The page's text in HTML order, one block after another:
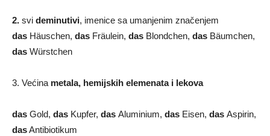
2. svi deminutivi, imenice sa umanjenim značenjem
das Häuschen, das Fräulein, das Blondchen, das Bäumchen,
das Würstchen
3. Većina metala, hemijskih elemenata i lekova
das Gold, das Kupfer, das Aluminium, das Eisen, das Aspirin,
dasAntibiotikum